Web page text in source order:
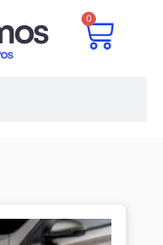
0